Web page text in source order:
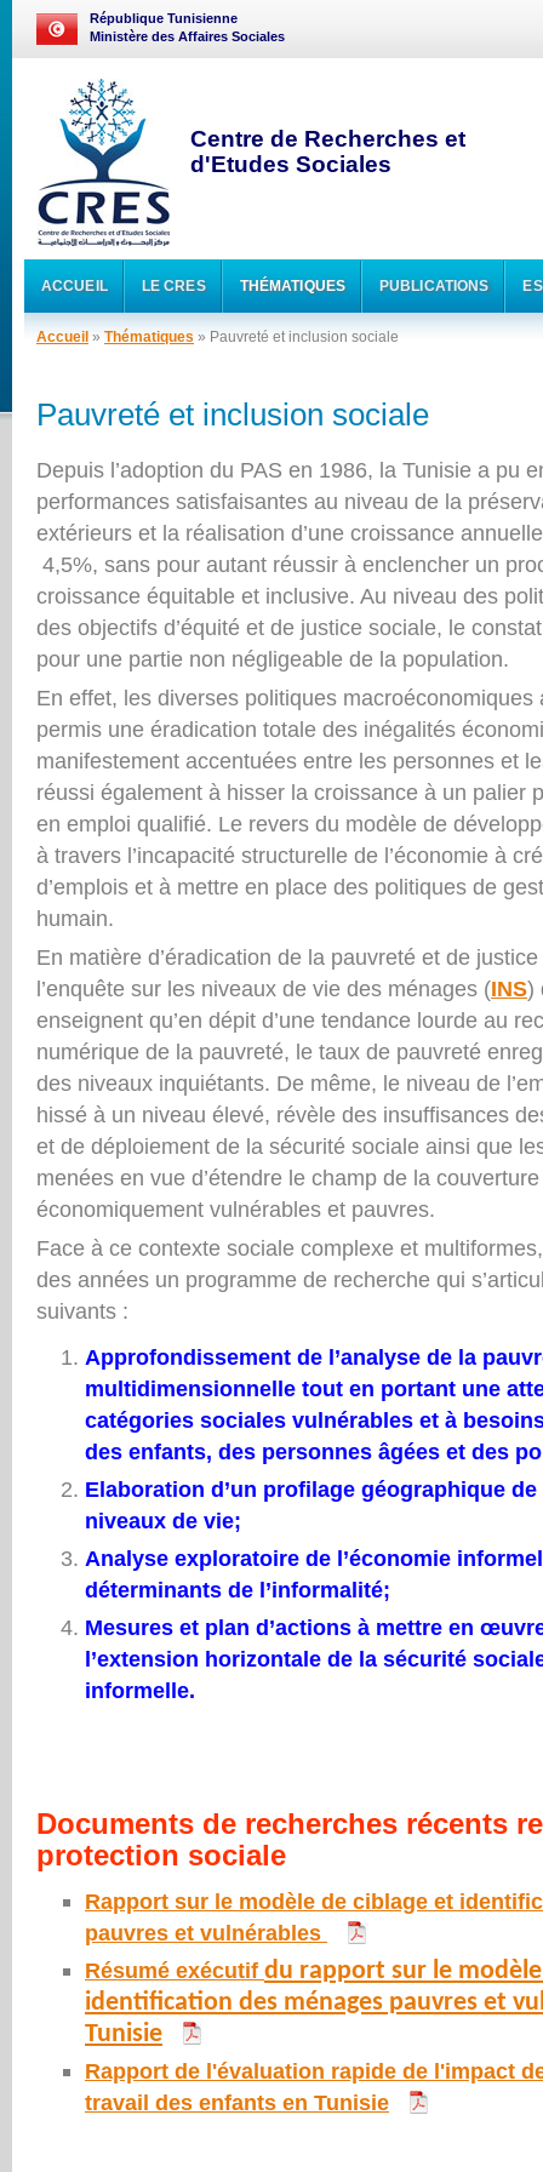
République Tunisienne
Ministère des Affaires Sociales
Centre de Recherches et
d'Etudes Sociales
ACCUEIL LE CRES THÉMATIQUES PUBLICATIONS
Accueil » Thématiques » Pauvreté et inclusion sociale
Pauvreté et inclusion sociale
Depuis l’adoption du PAS en 1986, la Tunisie a pu
performances satisfaisantes au niveau de la
extérieurs et la réalisation d’une croissance
4,5%, sans pour autant réussir à enclencher un
croissance équitable et inclusive. Au niveau des
des objectifs d’équité et de justice sociale, le
pour une partie non négligeable de la population.
En effet, les diverses politiques macroéconomiques
permis une éradication totale des inégalités
manifestement accentuées entre les personnes et
réussi également à hisser la croissance à un palier
en emploi qualifié. Le revers du modèle de
à travers l’incapacité structurelle de l’économie à
d’emplois et à mettre en place des politiques de
humain.
En matière d’éradication de la pauvreté et de
l’enquête sur les niveaux de vie des ménages (INS)
enseignent qu’en dépit d’une tendance lourde au
numérique de la pauvreté, le taux de pauvreté
des niveaux inquiétants. De même, le niveau de
hissé à un niveau élevé, révèle des insuffisances
et de déploiement de la sécurité sociale ainsi que
menées en vue d’étendre le champ de la
économiquement vulnérables et pauvres.
Face à ce contexte sociale complexe et
des années un programme de recherche qui
suivants :
Approfondissement de l’analyse de la
multidimensionnelle tout en portant une
catégories sociales vulnérables et à
des enfants, des personnes âgées et des
Elaboration d’un profilage géographique
niveaux de vie;
Analyse exploratoire de l’économie
déterminants de l’informalité;
Mesures et plan d’actions à mettre en
l’extension horizontale de la sécurité
informelle.
Documents de recherches récents
protection sociale
Rapport sur le modèle de ciblage et
pauvres et vulnérables
Résumé exécutif du rapport sur le
identification des ménages pauvres et
Tunisie
Rapport de l'évaluation rapide de l'impact
travail des enfants en Tunisie